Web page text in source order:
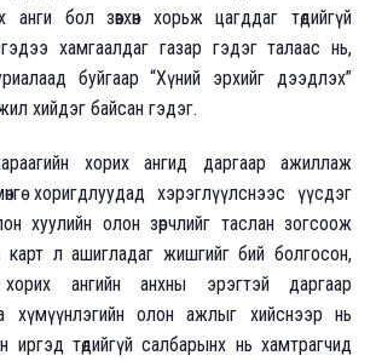
бол зөвхөн хорьж цагддаг төдийгүй
хамгаалдаг газар гэдэг талаас нь,
буйгаар “Хүний эрхийг дээдлэх”
хийдэг байсан гэдэг.
хорих ангид даргаар ажиллаж
хоригдлуудад хэрэглүүлснээс үүсдэг
хуулийн олон зөрчлийг таслан зогсоож
карт л ашигладаг жишгийг бий болгосон,
хорих ангийн анхны эрэгтэй даргаар
хүмүүнлэгийн олон ажлыг хийснээр нь
иргэд төдийгүй салбарынх нь хамтрагчид